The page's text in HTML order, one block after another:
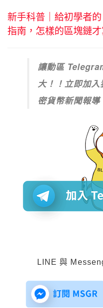
新手科普｜給初學者
指南，怎樣的區塊鏈才
讓動區
大！！立即加
密貨幣新聞報導
LINE 與